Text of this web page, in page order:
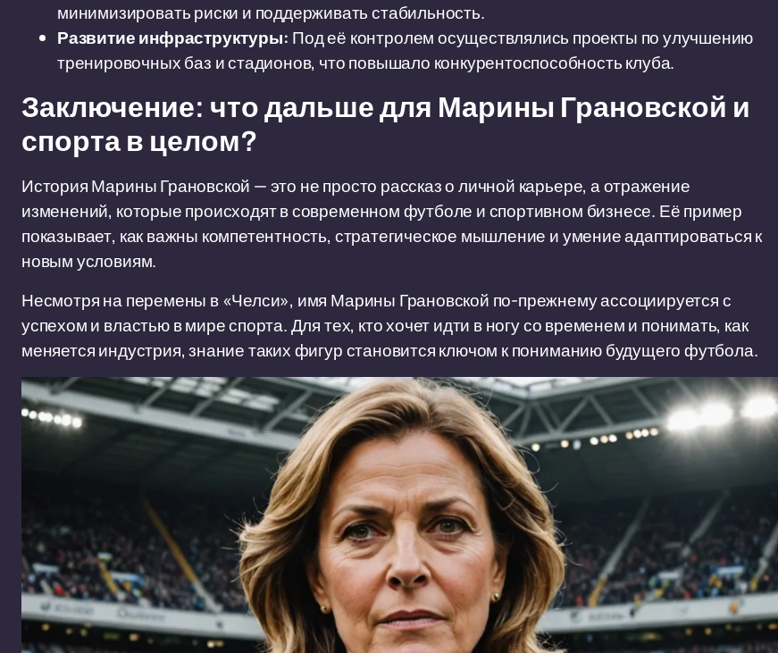
минимизировать риски и поддерживать стабильность.
Развитие инфраструктуры: Под её контролем осуществлялись проекты по улучшению
тренировочных баз и стадионов, что повышало конкурентоспособность клуба.
Заключение: что дальше для Марины Грановской и
спорта в целом?
История Марины Грановской — это не просто рассказ о личной карьере, а отражение
изменений, которые происходят в современном футболе и спортивном бизнесе. Её пример
показывает, как важны компетентность, стратегическое мышление и умение адаптироваться к
новым условиям.
Несмотря на перемены в «Челси», имя Марины Грановской по-прежнему ассоциируется с
успехом и властью в мире спорта. Для тех, кто хочет идти в ногу со временем и понимать, как
меняется индустрия, знание таких фигур становится ключом к пониманию будущего футбола.